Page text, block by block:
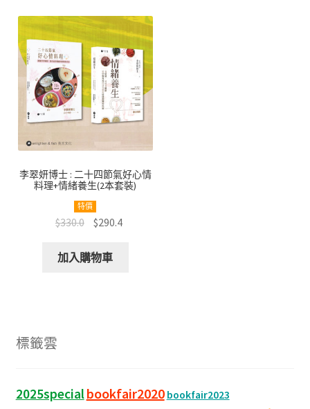
李翠妍博士 : 二十四節氣好心情
料理+情緒養生(2本套裝)
特價
原
價
$330.0目
價
$290.4
加入購物車
標籤雲
2025specialbookfair2020 bookfair2023